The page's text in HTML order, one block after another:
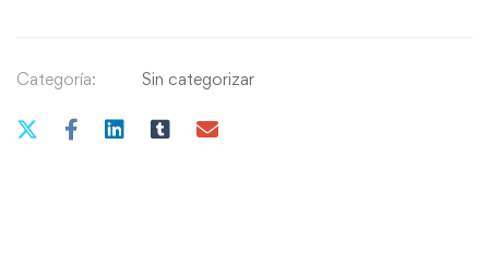
Categoría: Sin categorizar